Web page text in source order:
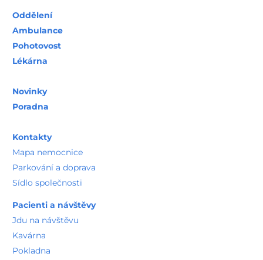
Oddělení
Ambulance
Pohotovost
Lékárna
Novinky
Poradna
Kontakty
Mapa nemocnice
Parkování a doprava
Sídlo společnosti
Pacienti a návštěvy
Jdu na návštěvu
Kavárna
Pokladna